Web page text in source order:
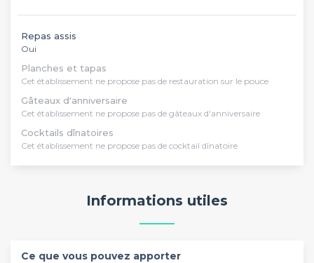
Repas assis
Oui
Planches et tapas
Cet établissement ne propose pas de restauration sur le pouce
Gâteaux d'anniversaire
Cet établissement ne propose pas de gâteaux d'anniversaire
Cocktails dînatoires
Cet établissement ne propose pas de cocktail dînatoire
Informations utiles
Ce que vous pouvez apporter